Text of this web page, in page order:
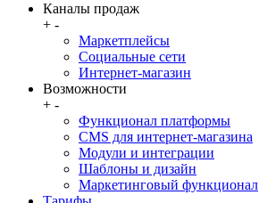
Каналы продаж
+ -
Маркетплейсы
Социальные сети
Интернет-магазин
Возможности
+ -
Функционал платформы
CMS для интернет-магазина
Модули и интеграции
Шаблоны и дизайн
Маркетинговый функционал